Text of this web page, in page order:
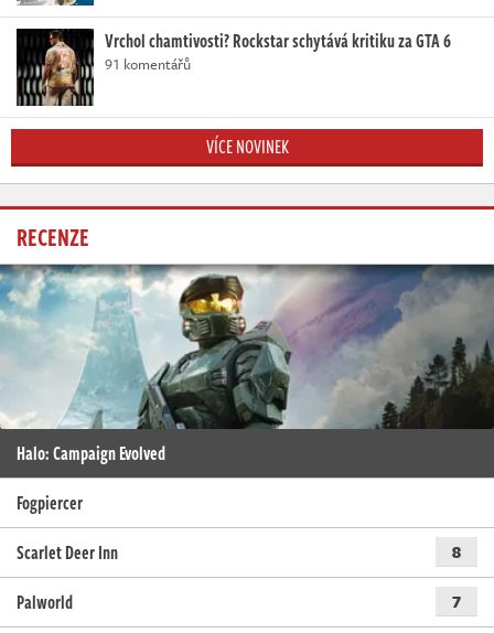
Vrchol chamtivosti? Rockstar schytává kritiku za GTA 6
91 komentářů
VÍCE NOVINEK
RECENZE
Halo: Campaign Evolved
Fogpiercer
Scarlet Deer Inn
8
Palworld 7